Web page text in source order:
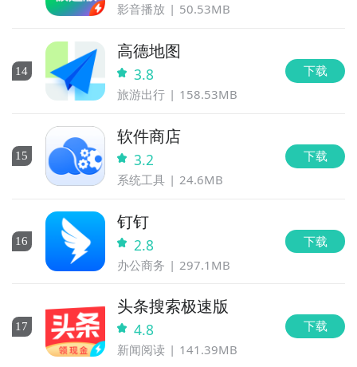
影音播放 50.53MB
14
高德地图
3.8
旅游出行 158.53MB
下载
15
软件商店
3.2
系统工具 24.6MB
下载
16
钉钉
2.8
办公商务 297.1MB
下载
17
头条搜索极速版
4.8
新闻阅读 141.39MB
下载